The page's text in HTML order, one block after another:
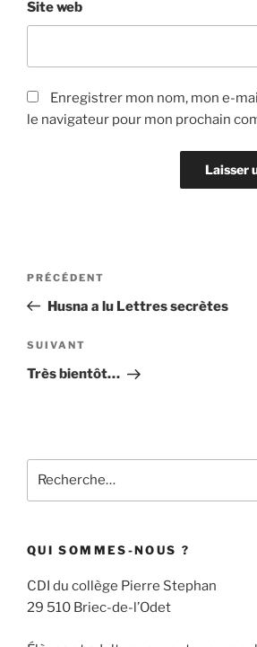
Site web
Enregistrer mon nom, mon e-
le navigateur pour mon prochain
Navigation
l’article
Article
précédent
PRÉCÉDENT
Husna a lu Lettres secrètes
Article
suivant
SUIVANT
Très bientôt…
pour
QUI SOMMES-NOUS ?
CDI du collège Pierre Stephan
29 510 Briec-de-l’Odet